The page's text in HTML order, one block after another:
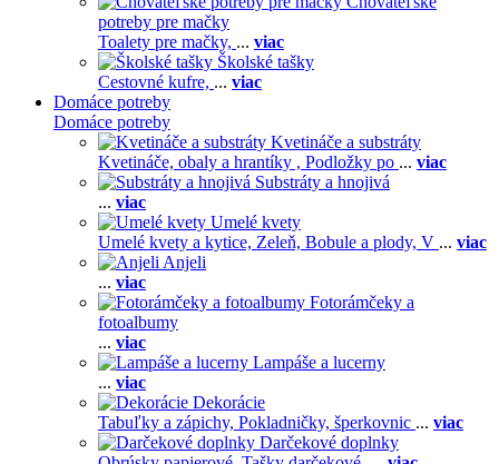
potreby pre mačky
Toalety pre mačky, ... viac
Školské tašky
Cestovné kufre, ... viac
Domáce potreby
Domáce potreby
Kvetináče a substráty
Kvetináče, obaly a hrantíky , Podložky po ... viac
Substráty a hnojivá
... viac
Umelé kvety
Umelé kvety a kytice, Zeleň, Bobule a plody, V ... viac
Anjeli
... viac
Fotorámčeky a
fotoalbumy
... viac
Lampáše a lucerny
... viac
Dekorácie
Tabuľky a zápichy, Pokladničky, šperkovnic ... viac
Darčekové doplnky